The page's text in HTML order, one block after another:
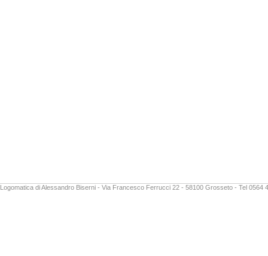
Logomatica di Alessandro Biserni - Via Francesco Ferrucci 22 - 58100 Grosseto - Tel 0564